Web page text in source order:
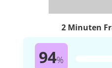
2 Minuten
94%